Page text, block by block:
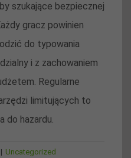
szukające bezpiecznej
gracz powinien
do typowania
i z zachowaniem
Regularne
limitujących to
do hazardu.
| Uncategorized